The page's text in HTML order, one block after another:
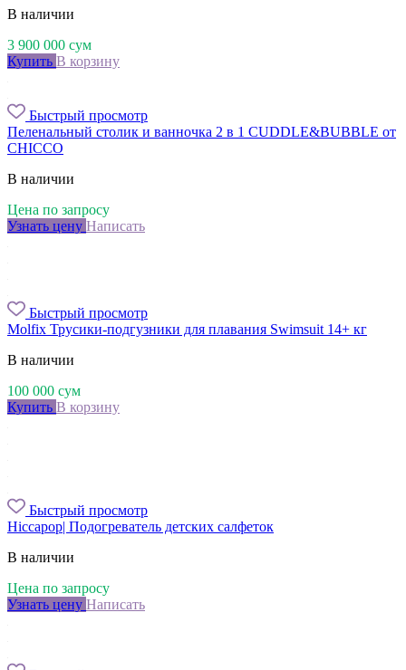
В наличии
3 900 000 сум
Купить В корзину
Быстрый просмотр
Пеленальный столик и ванночка 2 в 1 CUDDLE&BUBBLE от
CHICCO
В наличии
Цена по запросу
Узнать цену Написать
Быстрый просмотр
Molfix Трусики-подгузники для плавания Swimsuit 14+ кг
В наличии
100 000 сум
Купить В корзину
Быстрый просмотр
Hiccapop| Подогреватель детских салфеток
В наличии
Цена по запросу
Узнать цену Написать